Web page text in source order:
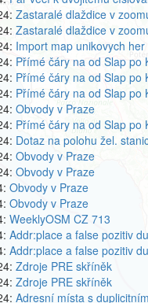
Zastaralé dlaždice v
Zastaralé dlaždice v
Import map unikovych her
Přímé čáry na od Slap po
Přímé čáry na od Slap po
Přímé čáry na od Slap po
Obvody v Praze
Přímé čáry na od Slap po
Dotaz na polohu žel.
Obvody v Praze
Obvody v Praze
Obvody v Praze
Obvody v Praze
WeeklyOSM CZ 713
Addr:place a false pozitiv
Addr:place a false pozitiv
Zdroje PRE skříněk
Zdroje PRE skříněk
Adresní místa s